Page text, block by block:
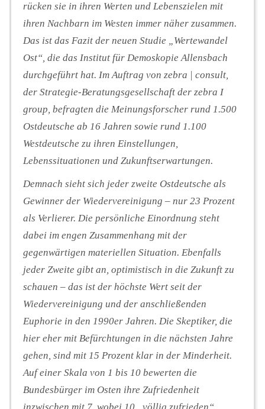
rücken sie in ihren Werten und Lebenszielen mit
ihren Nachbarn im Westen immer näher zusammen.
Das ist das Fazit der neuen Studie „Wertewandel
Ost“, die das Institut für Demoskopie Allensbach
durchgeführt hat. Im Auftrag von zebra | consult,
der Strategie-Beratungsgesellschaft der zebra I
group, befragten die Meinungsforscher rund 1.500
Ostdeutsche ab 16 Jahren sowie rund 1.100
Westdeutsche zu ihren Einstellungen,
Lebenssituationen und Zukunftserwartungen.
Demnach sieht sich jeder zweite Ostdeutsche als
Gewinner der Wiedervereinigung – nur 23 Prozent
als Verlierer. Die persönliche Einordnung steht
dabei im engen Zusammenhang mit der
gegenwärtigen materiellen Situation. Ebenfalls
jeder Zweite gibt an, optimistisch in die Zukunft zu
schauen – das ist der höchste Wert seit der
Wiedervereinigung und der anschließenden
Euphorie in den 1990er Jahren. Die Skeptiker, die
hier eher mit Befürchtungen in die nächsten Jahre
gehen, sind mit 15 Prozent klar in der Minderheit.
Auf einer Skala von 1 bis 10 bewerten die
Bundesbürger im Osten ihre Zufriedenheit